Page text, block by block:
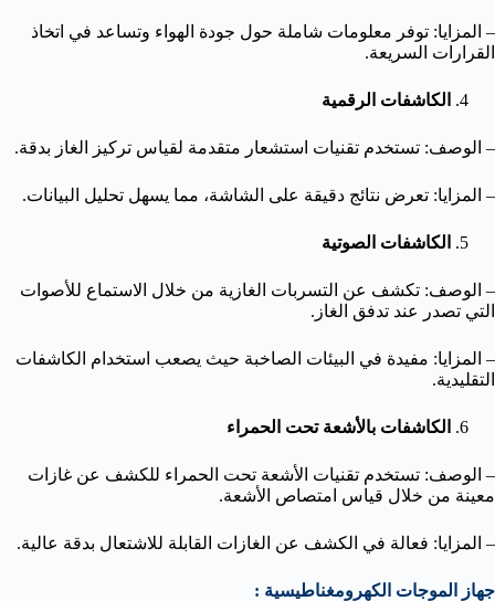
– المزايا: توفر معلومات شاملة حول جودة الهواء وتساعد في اتخاذ
القرارات السريعة.
الكاشفات الرقمية
– الوصف: تستخدم تقنيات استشعار متقدمة لقياس تركيز الغاز بدقة.
– المزايا: تعرض نتائج دقيقة على الشاشة، مما يسهل تحليل البيانات.
الكاشفات الصوتية
– الوصف: تكشف عن التسربات الغازية من خلال الاستماع للأصوات
التي تصدر عند تدفق الغاز.
– المزايا: مفيدة في البيئات الصاخبة حيث يصعب استخدام الكاشفات
التقليدية.
الكاشفات بالأشعة تحت الحمراء
– الوصف: تستخدم تقنيات الأشعة تحت الحمراء للكشف عن غازات
معينة من خلال قياس امتصاص الأشعة.
– المزايا: فعالة في الكشف عن الغازات القابلة للاشتعال بدقة عالية.
جهاز الموجات الكهرومغناطيسية :